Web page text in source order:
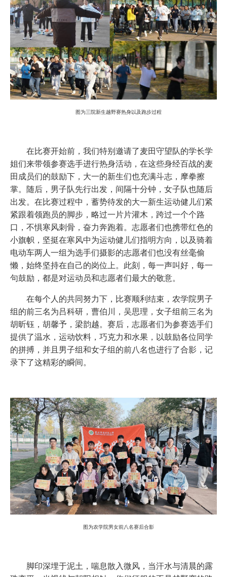
图为三院新生越野赛热身以及跑步过程
在比赛开始前，我们特别邀请了麦田守望队的学长学
姐们来带领参赛选手进行热身活动，在这些身经百战的麦
田成员们的鼓励下，大一的新生们也充满斗志，摩拳擦
掌。随后，男子队先行出发，间隔十分钟，女子队也随后
出发。在比赛过程中，蓄势待发的大一新生运动健儿们紧
紧跟着领跑员的脚步，略过一片片灌木，跨过一个个路
口，不惧寒风刺骨，奋力奔跑着。志愿者们也携带红色的
小旗帜，坚挺在寒风中为运动健儿们指明方向，以及骑着
电动车两人一组为选手们摄影的志愿者们也没有丝毫偷
懒，始终坚持在自己的岗位上。此刻，每一声叫好，每一
句鼓励，都是对运动员和志愿者们最大的敬意。
在每个人的共同努力下，比赛顺利结束，农学院男子
组的前三名为吕科研，曹伯川，吴思理，女子组前三名为
胡昕钰，胡馨予，梁韵越。赛后，志愿者们为参赛选手们
提供了温水，运动饮料，巧克力和水果，以鼓励各位同学
的拼搏，并且男子组和女子组的前八名也进行了合影，记
录下了这精彩的瞬间。
图为农学院男女前八名赛后合影
脚印深埋于泥土，喘息散入微风，当汗水与清晨的露